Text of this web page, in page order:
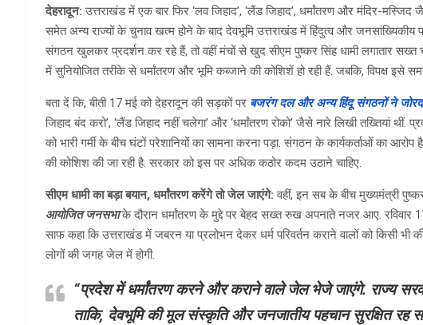
देहरादून:उत्तराखंड में एक बार फिर ‘लव जिहाद’, ‘लैंड जिहाद’, धर्मांतरण और मंदिर-मस्जिद
समेत अन्य राज्यों के चुनाव खत्म होने के बाद देवभूमि उत्तराखंड में हिंदुत्व और
संगठन खुलकर प्रदर्शन कर रहे हैं, तो वहीं मंचों से खुद सीएम पुष्कर सिंह धामी लगातार सख्त
में सुनियोजित तरीके से धर्मांतरण और भूमि कब्जाने की कोशिशें हो रही हैं. जबकि, विपक्ष इसे
बता दें कि, बीती 17 मई को देहरादून की सड़कों पर बजरंग दल और अन्य हिंदू संगठनों ने
जिहाद बंद करो’, ‘लैंड जिहाद नहीं चलेगा’ और ‘धर्मांतरण रोको’ जैसे नारे लिखी तख्तियां
को भारी गर्मी के बीच घंटों परेशानियों का सामना करना पड़ा. संगठन के कार्यकर्ताओं का
की कोशिश की जा रही है. सरकार को इस पर अधिक कठोर कदम उठाने चाहिए.
सीएम धामी का बड़ा बयान, धर्मांतरण करेंगे तो जेल जाएंगे:वहीं, इन सब के बीच मुख्यमंत्री
आयोजित जनसभाके दौरान धर्मांतरण के मुद्दे पर बेहद सख्त रुख अपनाते नजर आए.
साफ कहा कि उत्तराखंड में जबरन या प्रलोभन देकर धर्म परिवर्तन कराने वालों को किसी भी
लोगों की जगह जेल में होगी.
“प्रदेश में धर्मांतरण करने और कराने वाले जेल भेजे जाएंगे. राज्य
ताकि, देवभूमि की मूल संस्कृति और जनजातीय पहचान सुरक्षित रह